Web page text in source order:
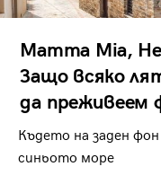
Mamma Mia,
Защо всяко
да преживеем
Където на заден фон
синьото море